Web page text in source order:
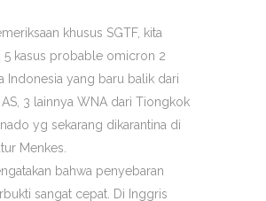
khusus SGTF, kita
5 kasus probable omicron 2
Indonesia yang baru balik dari
AS, 3 lainnya WNA dari Tiongkok
yg sekarang dikarantina di
Menkes.
bahwa penyebaran
sangat cepat. Di Inggris